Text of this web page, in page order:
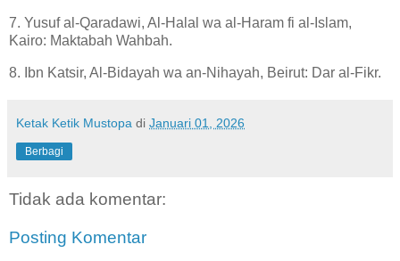
7. Yusuf al-Qaradawi, Al-Halal wa al-Haram fi al-Islam,
Kairo: Maktabah Wahbah.
8. Ibn Katsir, Al-Bidayah wa an-Nihayah, Beirut: Dar al-Fikr.
Ketak Ketik Mustopa di Januari 01, 2026
Berbagi
Tidak ada komentar:
Posting Komentar